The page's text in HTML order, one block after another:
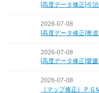
[高度データ修正]今
2026-07-08
[高度データ修正]奥
2026-07-08
[高度データ修正]愛
2026-07-08
［マップ修正］ＰＧ